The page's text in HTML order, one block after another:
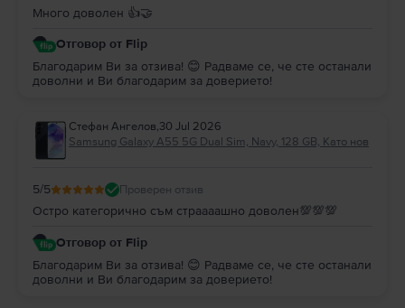
Много доволен 👍🤝
Отговор от Flip
Благодарим Ви за отзива! 😊 Радваме се, че сте останали
доволни и Ви благодарим за доверието!
Стефан Ангелов,30 Jul 2026
Samsung Galaxy A55 5G Dual Sim, Navy, 128 GB, Като нов
5/5 Проверен отзив
Остро категорично съм страааашно доволен💯💯💯
Отговор от Flip
Благодарим Ви за отзива! 😊 Радваме се, че сте останали
доволни и Ви благодарим за доверието!